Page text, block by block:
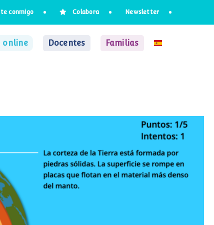
conmigo Colabora Newsletter
online Docentes Familias